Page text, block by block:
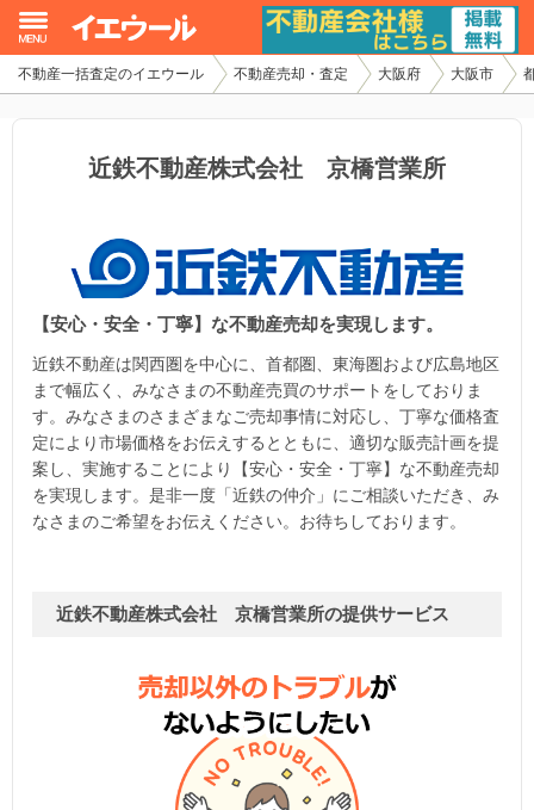
不動産一括査定のイエウール 不動産売却・査定 大阪府 大阪市
近鉄不動産株式会社 京橋営業所
【安心・安全・丁寧】な不動産売却を実現します。
近鉄不動産は関西圏を中心に、首都圏、東海圏および広島地区
まで幅広く、みなさまの不動産売買のサポートをしておりま
す。みなさまのさまざまなご売却事情に対応し、丁寧な価格査
定により市場価格をお伝えするとともに、適切な販売計画を提
案し、実施することにより【安心・安全・丁寧】な不動産売却
を実現します。是非一度「近鉄の仲介」にご相談いただき、み
なさまのご希望をお伝えください。お待ちしております。
近鉄不動産株式会社 京橋営業所の提供サービス
イエウール加盟希望の不動産会社様
不動産の売却・一括査定
家査定シミュレーター
お問い合わせ